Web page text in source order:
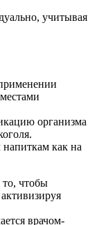
учитывая
организма
как на
то, чтобы
врачом-